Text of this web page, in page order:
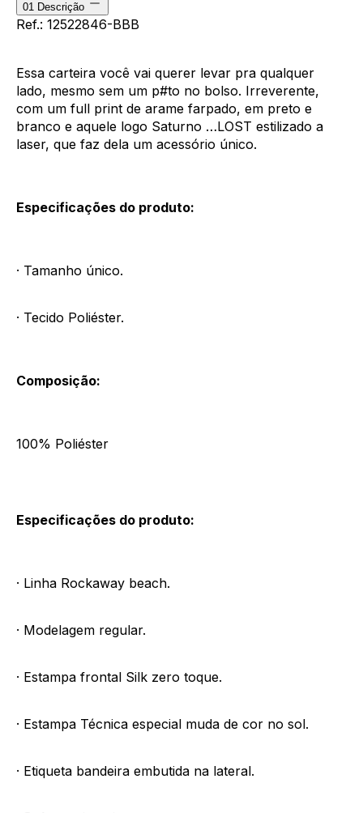
01 Descrição
Ref.: 12522846-BBB
Essa carteira você vai querer levar pra qualquer
lado, mesmo sem um p#to no bolso. Irreverente,
com um full print de arame farpado, em preto e
branco e aquele logo Saturno …LOST estilizado a
laser, que faz dela um acessório único.
Especificações do produto:
· Tamanho único.
· Tecido Poliéster.
Composição:
100% Poliéster
Especificações do produto:
· Linha Rockaway beach.
· Modelagem regular.
· Estampa frontal Silk zero toque.
· Estampa Técnica especial muda de cor no sol.
· Etiqueta bandeira embutida na lateral.